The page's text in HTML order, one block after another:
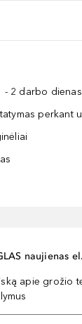
- 2 darbo dienas
perkant
naujienas
apie grožio